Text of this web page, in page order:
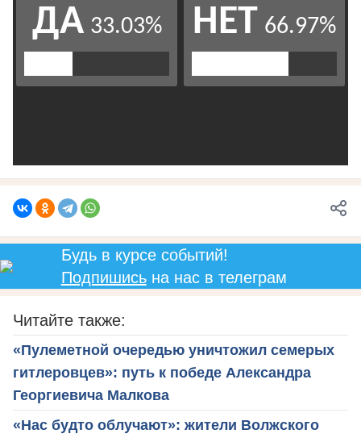
Будь в курсе событий!
Подпишисьна нас в телеграм
Читайте также:
«Пулеметной очередью уничтожил семерых
гитлеровцев»: путь к победе Александра
Георгиевича Малкова
«Нас будто облучают»: жители Волжского